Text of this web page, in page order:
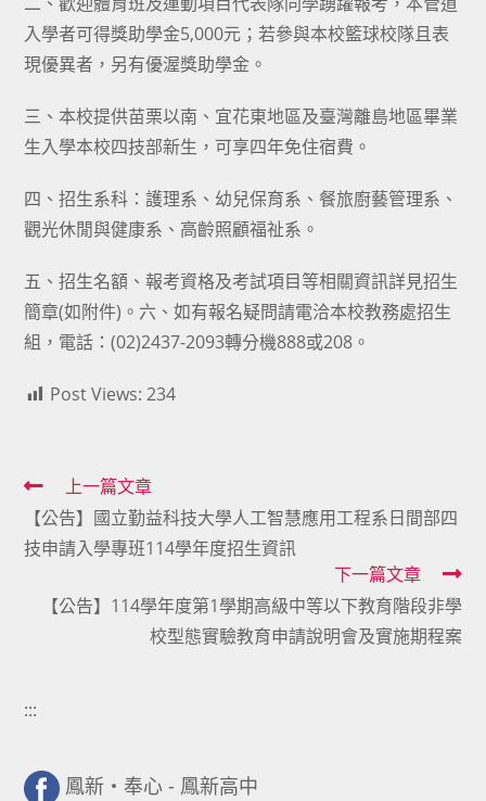
入學者可得獎助學金5,000元；若參與本校籃球校隊且表
現優異者，另有優渥獎助學金。
三、本校提供苗栗以南、宜花東地區及臺灣離島地區畢業
生入學本校四技部新生，可享四年免住宿費。
四、招生系科：護理系、幼兒保育系、餐旅廚藝管理系、
觀光休閒與健康系、高齡照顧福祉系。
五、招生名額、報考資格及考試項目等相關資訊詳見招生
簡章(如附件)。六、如有報名疑問請電洽本校教務處招生
組，電話：(02)2437-2093轉分機888或208。
Post Views: 234
Read
more
articles
上一篇文章
【公告】國立勤益科技大學人工智慧應用工程系日間部四
技申請入學專班114學年度招生資訊
下一篇文章
【公告】114學年度第1學期高級中等以下教育階段非學
校型態實驗教育申請說明會及實施期程案
:::
鳳新・奉心 - 鳳新高中